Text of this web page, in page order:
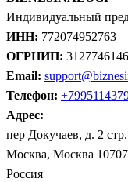
Индивидуальный
ИНН: 772074952763
ОГРНИП:
Email:
Телефон:
Адрес:
пер Докучаев, д. 2
Москва, Москва
Россия